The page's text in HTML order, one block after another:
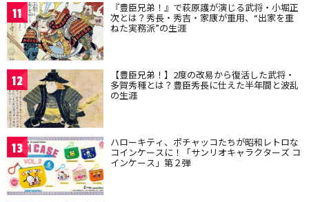
11 『豊臣兄弟！』で萩原護が演じる武将・小堀正
次とは？秀長・秀吉・家康が重用、“出家を重
ねた実務派”の生涯
12 【豊臣兄弟！】2度の改易から復活した武将・
多賀秀種とは？豊臣秀長に仕えた半年間と波乱
の生涯
13 ハローキティ、ポチャッコたちが昭和レトロな
コインケースに！「サンリオキャラクターズ コ
インケース」第２弾